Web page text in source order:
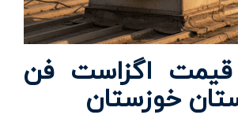
اگزاست فن
خوزستان